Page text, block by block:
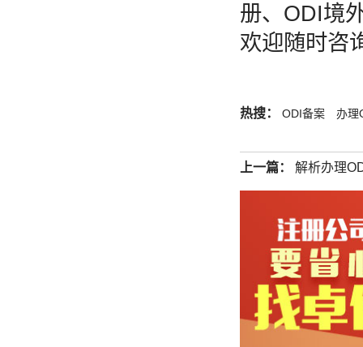
册、ODI境
欢迎随时咨
热搜： ODI备案 办理
上一篇： 解析办理